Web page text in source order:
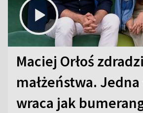
Maciej Orłoś
małżeństwa.
wraca jak